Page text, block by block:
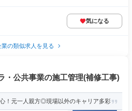
気になる
業の類似求人を見る
・公共事業の施工管理(補修工事)
！元一人親方◎現場以外のキャリア多彩